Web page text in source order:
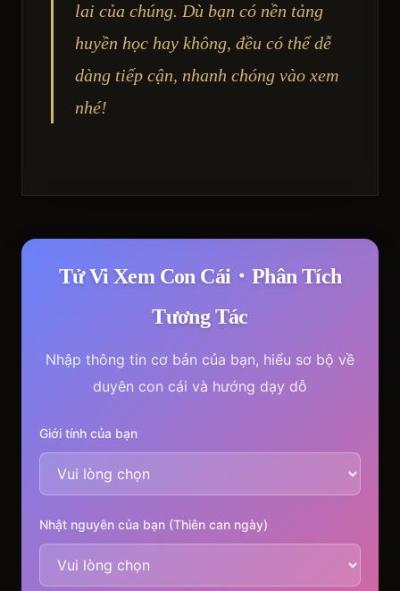
lai của chúng. Dù bạn có nền tảng
huyền học hay không, đều có thể dễ
dàng tiếp cận, nhanh chóng vào xem
nhé!
Tử Vi Xem Con Cái・Phân Tích
Tương Tác
Nhập thông tin cơ bản của bạn, hiểu sơ bộ về
duyên con cái và hướng dạy dỗ
Giới tính của bạn
Nhật nguyên của bạn (Thiên can ngày)